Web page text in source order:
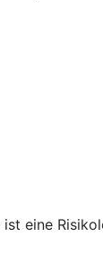
eine